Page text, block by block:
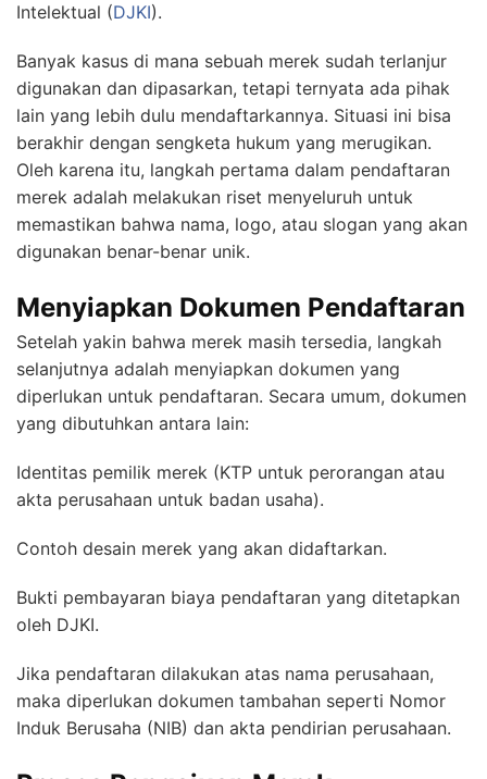
Intelektual (DJKI).
Banyak kasus di mana sebuah merek sudah terlanjur
digunakan dan dipasarkan, tetapi ternyata ada pihak
lain yang lebih dulu mendaftarkannya. Situasi ini bisa
berakhir dengan sengketa hukum yang merugikan.
Oleh karena itu, langkah pertama dalam pendaftaran
merek adalah melakukan riset menyeluruh untuk
memastikan bahwa nama, logo, atau slogan yang akan
digunakan benar-benar unik.
Menyiapkan Dokumen Pendaftaran
Setelah yakin bahwa merek masih tersedia, langkah
selanjutnya adalah menyiapkan dokumen yang
diperlukan untuk pendaftaran. Secara umum, dokumen
yang dibutuhkan antara lain:
Identitas pemilik merek (KTP untuk perorangan atau
akta perusahaan untuk badan usaha).
Contoh desain merek yang akan didaftarkan.
Bukti pembayaran biaya pendaftaran yang ditetapkan
oleh DJKI.
Jika pendaftaran dilakukan atas nama perusahaan,
maka diperlukan dokumen tambahan seperti Nomor
Induk Berusaha (NIB) dan akta pendirian perusahaan.